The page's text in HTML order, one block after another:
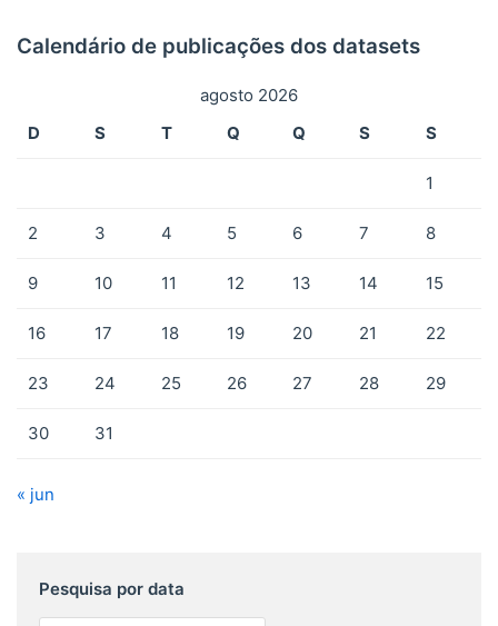
Calendário de publicações dos datasets
agosto 2026
D
S T Q Q S S
1
2 3 4 5 6 7 8
9 10 11 12 13 14 15
16 17 18 19 20 21 22
23 24 25 26 27 28 29
30 31
« jun
Pesquisa por data